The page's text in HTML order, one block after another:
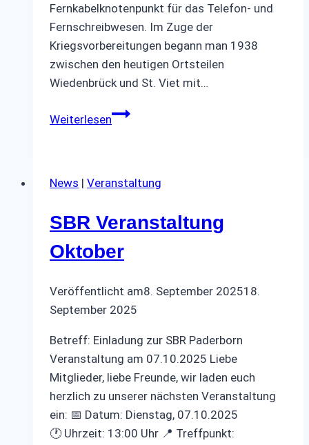
Fernkabelknotenpunkt für das Telefon- und
Fernschreibwesen. Im Zuge der
Kriegsvorbereitungen begann man 1938
zwischen den heutigen Ortsteilen
Wiedenbrück und St. Viet mit…
WeiterlesenRadio-
News | Veranstaltung
SBR Veranstaltung
Oktober
Veröffentlicht am8. September 202518.
September 2025
Betreff: Einladung zur SBR Paderborn
Veranstaltung am 07.10.2025 Liebe
Mitglieder, liebe Freunde, wir laden euch
herzlich zu unserer nächsten Veranstaltung
ein: 📅 Datum: Dienstag, 07.10.2025
🕐 Uhrzeit: 13:00 Uhr 📍 Treffpunkt: